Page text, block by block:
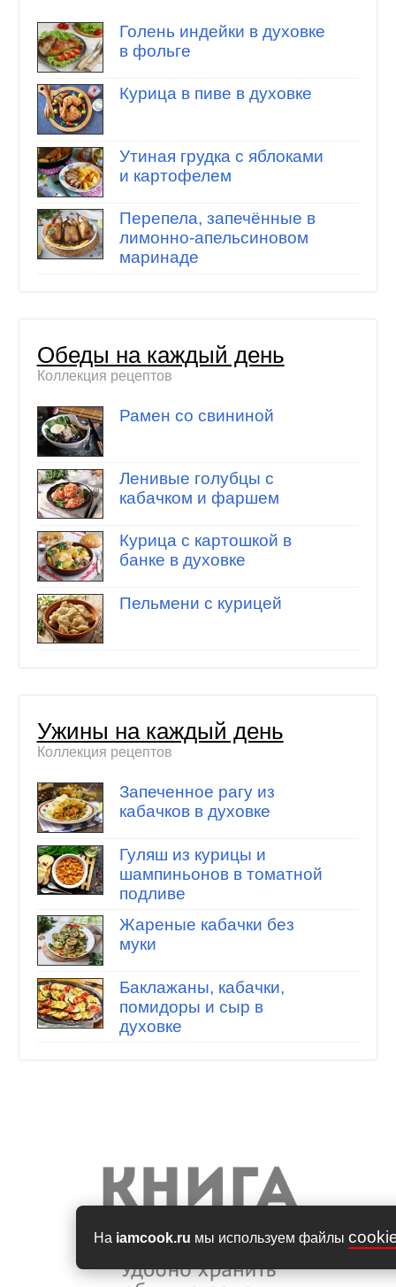
На iamcook.ru мы используем файлы
Голень индейки в духовке
в фольге
Курица в пиве в духовке
Утиная грудка с яблоками
и картофелем
Перепела, запечённые в
лимонно-апельсиновом
маринаде
Обеды на каждый день
Коллекция рецептов
Рамен со свининой
Ленивые голубцы с
кабачком и фаршем
Курица с картошкой в
банке в духовке
Пельмени с курицей
Ужины на каждый день
Коллекция рецептов
Запеченное рагу из
кабачков в духовке
Гуляш из курицы и
шампиньонов в томатной
подливе
Жареные кабачки без
муки
Баклажаны, кабачки,
помидоры и сыр в
духовке